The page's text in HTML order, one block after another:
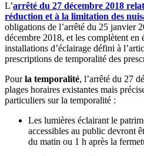
L’arrêté du 27 décembre 2018
réduction et à la limitation des
obligations de l’arrêté du 25 janvier
décembre 2018, et les complètent en
installations d’éclairage défini à
prescriptions de temporalité des
Pourla temporalité, l’arrêté du 27
plages horaires existantes mais
particuliers sur la temporalité :
Les lumières éclairant le
accessibles au public devront
du matin ou 1 h après la